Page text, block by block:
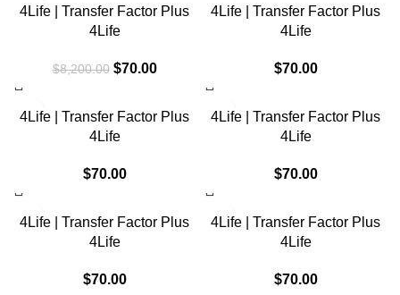
$272,000.00.$217,600.00.
era:
$82.00.
es:
-99%
4Life | Transfer Factor Plus
4Life
$8,200.00 El
era:
$8,200.00.
$70.00El
es:
4Life | Transfer Factor Plus
4Life
$70.00
4Life | Transfer Factor Plus
4Life
$70.00
4Life | Transfer Factor Plus
4Life
$70.00
4Life | Transfer Factor Plus
4Life
$70.00
4Life | Transfer Factor Plus
4Life
$70.00